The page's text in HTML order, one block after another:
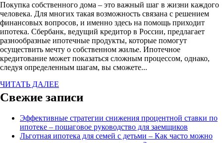
Покупка собственного дома – это важный шаг в жизни каждого
человека. Для многих такая возможность связана с решением
финансовых вопросов, и именно здесь на помощь приходит
ипотека. Сбербанк, ведущий кредитор в России, предлагает
разнообразные ипотечные продукты, которые помогут
осуществить мечту о собственном жилье. Ипотечное
кредитование может показаться сложным процессом, однако,
следуя определенным шагам, вы сможете...
ЧИТАТЬ ДАЛЕЕ
Свежие записи
Эффективные стратегии снижения процентной ставки по
ипотеке – пошаговое руководство для заемщиков
Льготная ипотека для семей с детьми – Как часто можно